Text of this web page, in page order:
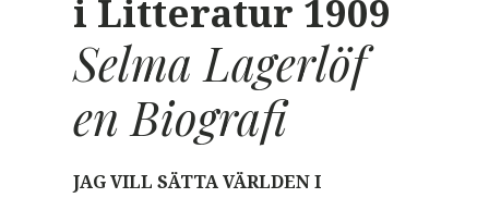
i Litteratur 1909
Selma Lagerlöf
en Biografi
JAG VILL SÄTTA VÄRLDEN I